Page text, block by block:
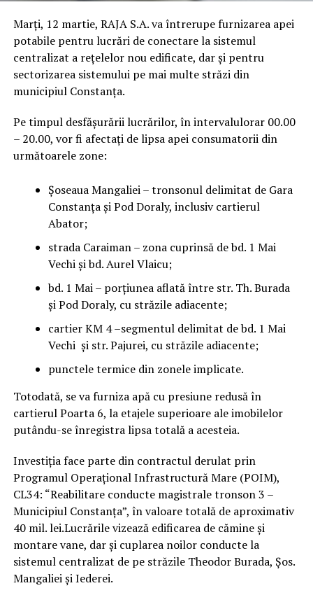
Marți, 12 martie, RAJA S.A. va întrerupe furnizarea apei
potabile pentru lucrări de conectare la sistemul
centralizat a rețelelor nou edificate, dar și pentru
sectorizarea sistemului pe mai multe străzi din
municipiul Constanța.
Pe timpul desfășurării lucrărilor, în intervalulorar 00.00
– 20.00, vor fi afectați de lipsa apei consumatorii din
următoarele zone:
Șoseaua Mangaliei – tronsonul delimitat de Gara
Constanța și Pod Doraly, inclusiv cartierul
Abator;
strada Caraiman – zona cuprinsă de bd. 1 Mai
Vechi și bd. Aurel Vlaicu;
bd. 1 Mai – porțiunea aflată între str. Th. Burada
și Pod Doraly, cu străzile adiacente;
cartier KM 4 –segmentul delimitat de bd. 1 Mai
Vechi și str. Pajurei, cu străzile adiacente;
punctele termice din zonele implicate.
Totodată, se va furniza apă cu presiune redusă în
cartierul Poarta 6, la etajele superioare ale imobilelor
putându-se înregistra lipsa totală a acesteia.
Investiția face parte din contractul derulat prin
Programul Operațional Infrastructură Mare (POIM),
CL34: “Reabilitare conducte magistrale tronson 3 –
Municipiul Constanța”, în valoare totală de aproximativ
40 mil. lei.Lucrările vizează edificarea de cămine și
montare vane, dar și cuplarea noilor conducte la
sistemul centralizat de pe străzile Theodor Burada, Șos.
Mangaliei și Iederei.